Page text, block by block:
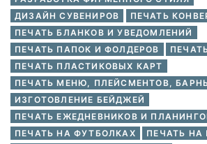
ДИЗАЙН СУВЕНИРОВ
ПЕЧАТЬ
ПЕЧАТЬ БЛАНКОВ И УВЕДОМЛЕНИЙ
ПЕЧАТЬ ПАПОК И ФОЛДЕРОВ
ПЕЧАТЬ ПЛАСТИКОВЫХ КАРТ
ПЕЧАТЬ МЕНЮ, ПЛЕЙСМЕНТОВ,
ИЗГОТОВЛЕНИЕ БЕЙДЖЕЙ
ПЕЧАТЬ ЕЖЕДНЕВНИКОВ И
ПЕЧАТЬ НА ФУТБОЛКАХ
ПЕЧАТЬ НА